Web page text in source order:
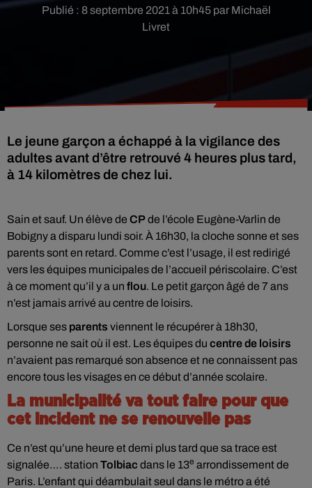
Publié : 8 septembre 2021 à 10h45 par Michaël
Livret
Le jeune garçon a échappé à la vigilance des
adultes avant d’être retrouvé 4 heures plus tard,
à 14 kilomètres de chez lui.
Sain et sauf. Un élève de CPde l’école Eugène-Varlin de
Bobigny a disparu lundi soir. À 16h30, la cloche sonne et ses
parents sont en retard. Comme c’est l’usage, il est redirigé
vers les équipes municipales de l’accueil périscolaire. C’est
à ce moment qu’il y a un flou. Le petit garçon âgé de 7 ans
n’est jamais arrivé au centre de loisirs.
Lorsque ses parents viennent le récupérer à 18h30,
personne ne sait où il est. Les équipes du centre de loisirs
n’avaient pas remarqué son absence et ne connaissent pas
encore tous les visages en ce début d’année scolaire.
La municipalité va tout faire pour que
cet incident ne se renouvelle pas
Ce n’est qu’une heure et demi plus tard que sa trace est
signalée…. station Tolbiac dans le 13e arrondissement de
Paris. L’enfant qui déambulait seul dans le métro a été